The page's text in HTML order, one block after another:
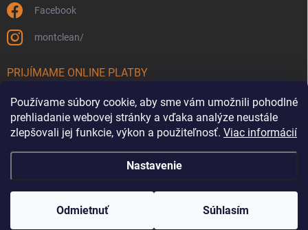
Používame súbory cookie, aby sme vám umožnili pohodlné
prehliadanie webovej stránky a vďaka analýze neustále
zlepšovali jej funkcie, výkon a použiteľnosť. Viac informácií
Nastavenie
Odmietnuť Súhlasím
Facebook
montclean/
PRIJÍMAME ONLINE PLATBY
Vytvoril Shoptet
Copyright 2026Montclean.sk. Všetky práva vyhradené.Upraviť nastavenie